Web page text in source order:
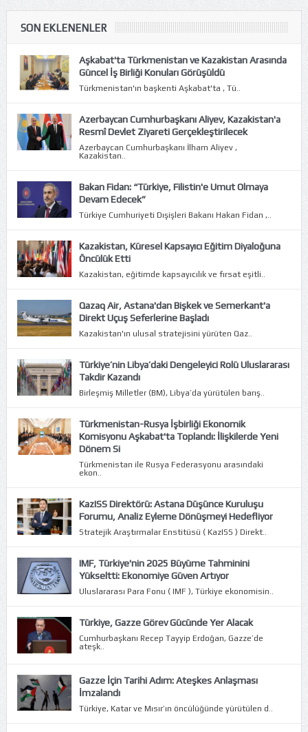
SON EKLENENLER
Aşkabat'ta Türkmenistan ve Kazakistan Arasında
Güncel İş Birliği Konuları Görüşüldü
Türkmenistan'ın başkenti Aşkabat'ta , Tü..
Azerbaycan Cumhurbaşkanı Aliyev, Kazakistan'a
Resmî Devlet Ziyareti Gerçekleştirilecek
Azerbaycan Cumhurbaşkanı İlham Aliyev ,
Kazakistan..
Bakan Fidan: “Türkiye, Filistin'e Umut Olmaya
Devam Edecek”
Türkiye Cumhuriyeti Dışişleri Bakanı Hakan Fidan ,..
Kazakistan, Küresel Kapsayıcı Eğitim Diyaloğuna
Öncülük Etti
Kazakistan, eğitimde kapsayıcılık ve fırsat eşitli..
Qazaq Air, Astana'dan Bişkek ve Semerkant'a
Direkt Uçuş Seferlerine Başladı
Kazakistan'ın ulusal stratejisini yürüten Qaz..
Türkiye’nin Libya’daki Dengeleyici Rolü Uluslararası
Takdir Kazandı
Birleşmiş Milletler (BM), Libya’da yürütülen barış..
Türkmenistan-Rusya İşbirliği Ekonomik
Komisyonu Aşkabat'ta Toplandı: İlişkilerde Yeni
Dönem Si
Türkmenistan ile Rusya Federasyonu arasındaki
ekon..
KazISS Direktörü: Astana Düşünce Kuruluşu
Forumu, Analiz Eyleme Dönüşmeyi Hedefliyor
Stratejik Araştırmalar Enstitüsü ( KazISS ) Direkt..
IMF, Türkiye'nin 2025 Büyüme Tahminini
Yükseltti: Ekonomiye Güven Artıyor
Uluslararası Para Fonu ( IMF ), Türkiye ekonomisin..
Türkiye, Gazze Görev Gücünde Yer Alacak
Cumhurbaşkanı Recep Tayyip Erdoğan, Gazze’de
ateşk..
Gazze İçin Tarihi Adım: Ateşkes Anlaşması
İmzalandı
Türkiye, Katar ve Mısır’ın öncülüğünde yürütülen d..